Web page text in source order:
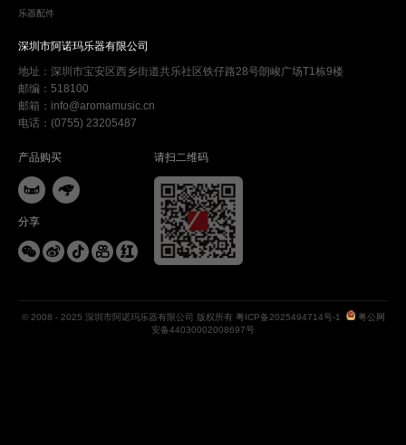
乐器配件
深圳市阿诺玛乐器有限公司
地址：深圳市宝安区西乡街道共乐社区铁仔路28号朗峻广场T1栋9楼
邮编：518100
邮箱：info@aromamusic.cn
电话：(0755) 23205487
产品购买
 
分享
    
请扫二维码
© 2008 - 2025 深圳市阿诺玛乐器有限公司 版权所有 粤ICP备2025494714号-1
粤公网
安备44030002008697号